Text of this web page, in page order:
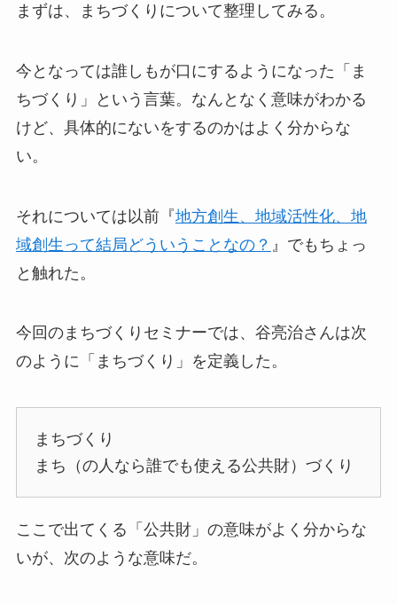
まずは、まちづくりについて整理してみる。
今となっては誰しもが口にするようになった「ま
ちづくり」という言葉。なんとなく意味がわかる
けど、具体的にないをするのかはよく分からな
い。
それについては以前『地方創生、地域活性化、地
域創生って結局どういうことなの？ 』でもちょっ
と触れた。
今回のまちづくりセミナーでは、谷亮治さんは次
のように「まちづくり」を定義した。
まちづくり
まち（の人なら誰でも使える公共財）づくり
ここで出てくる「公共財」の意味がよく分からな
いが、次のような意味だ。